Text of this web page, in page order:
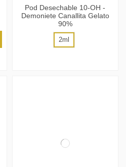
Pod Desechable 10-OH -
Demoniete Canallita Gelato
90%
2ml